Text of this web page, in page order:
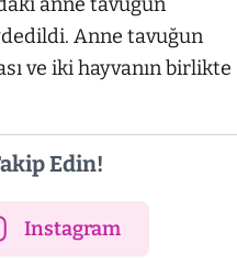
Anne tavuğun
ve iki hayvanın birlikte
Edin!
Instagram